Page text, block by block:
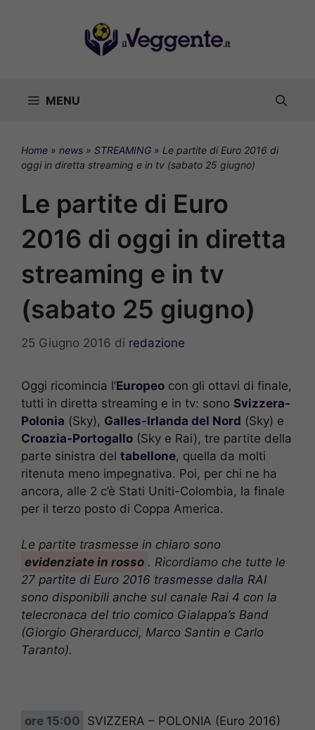
MENU
Home » news » STREAMING » Le partite di Euro 2016 di
oggi in diretta streaming e in tv (sabato 25 giugno)
Le partite di Euro
2016 di oggi in diretta
streaming e in tv
(sabato 25 giugno)
25 Giugno 2016 di redazione
Oggi ricomincia l’Europeo con gli ottavi di finale,
tutti in diretta streaming e in tv: sono Svizzera-
Polonia (Sky), Galles-Irlanda del Nord (Sky) e
Croazia-Portogallo (Sky e Rai), tre partite della
parte sinistra del tabellone, quella da molti
ritenuta meno impegnativa. Poi, per chi ne ha
ancora, alle 2 c’è Stati Uniti-Colombia, la finale
per il terzo posto di Coppa America.
Le partite trasmesse in chiaro sono
evidenziate in rosso . Ricordiamo che tutte le
27 partite di Euro 2016 trasmesse dalla RAI
sono disponibili anche sul canale Rai 4 con la
telecronaca del trio comico Gialappa’s Band
(Giorgio Gherarducci, Marco Santin e Carlo
Taranto).
ore 15:00 SVIZZERA – POLONIA (Euro 2016)